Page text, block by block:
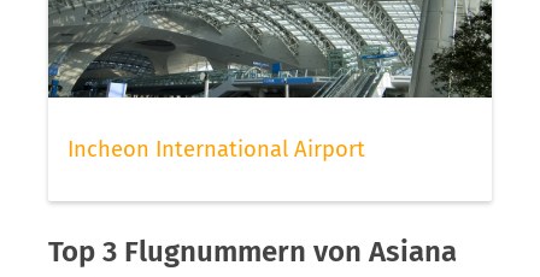
Incheon International Airport
Top 3 Flugnummern von Asiana